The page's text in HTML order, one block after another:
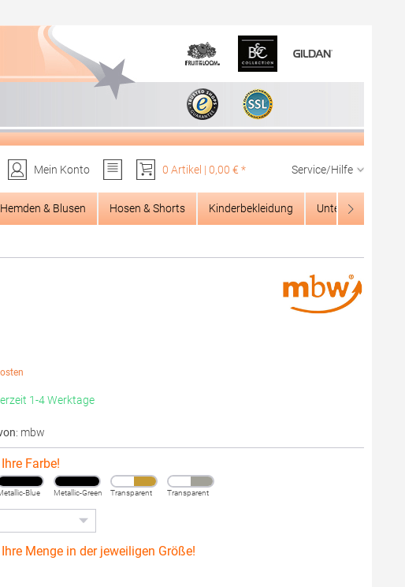
Mein Konto
0 Artikel | 0,00 € * Service/Hilfe
Hemden & Blusen Hosen & Shorts Kinderbekleidung Unterwäsche
1-4 Werktage
: mbw
Farbe!
Blue Metallic-Green Transparent Transparent
Menge in der jeweiligen Größe!